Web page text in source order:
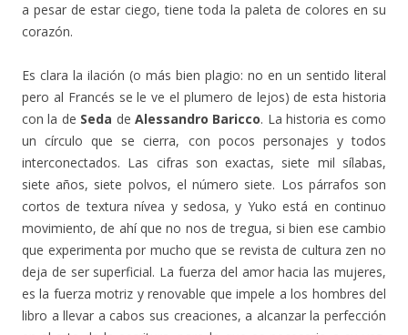
a pesar de estar ciego, tiene toda la paleta de colores en su
corazón.
Es clara la ilación (o más bien plagio: no en un sentido literal
pero al Francés se le ve el plumero de lejos) de esta historia
con la de Seda deAlessandro Baricco. La historia es como
un círculo que se cierra, con pocos personajes y todos
interconectados. Las cifras son exactas, siete mil sílabas,
siete años, siete polvos, el número siete. Los párrafos son
cortos de textura nívea y sedosa, y Yuko está en continuo
movimiento, de ahí que no nos de tregua, si bien ese cambio
que experimenta por mucho que se revista de cultura zen no
deja de ser superficial. La fuerza del amor hacia las mujeres,
es la fuerza motriz y renovable que impele a los hombres del
libro a llevar a cabos sus creaciones, a alcanzar la perfección